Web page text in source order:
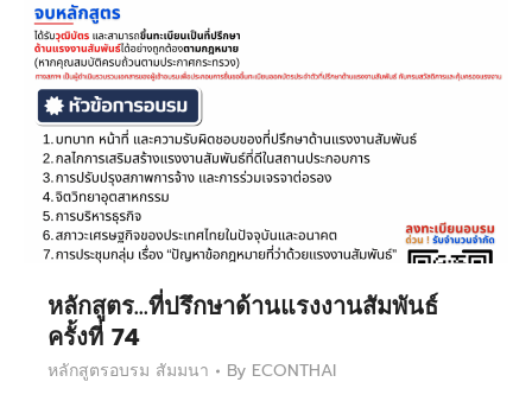
หลักสูตร…ที่ปรึกษาด้านแรงงานสัมพันธ์
ครั้งที่ 74
หลักสูตรอบรม สัมมนา By ECONTHAI